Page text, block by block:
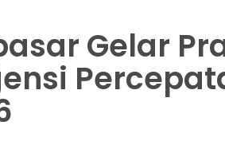
Gelar